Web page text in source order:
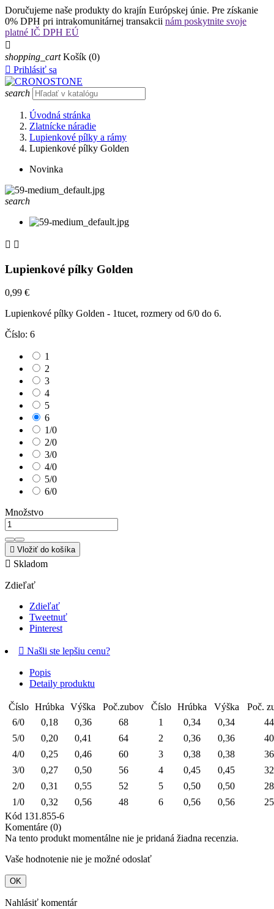
Doručujeme naše produkty do krajín Európskej únie. Pre získanie
0% DPH pri intrakomunitárnej transakcii nám poskytnite svoje
platné IČ DPH EÚ

shopping_cart Košík (0)
 Prihlásiť sa
search
Úvodná stránka
Zlatnícke náradie
Lupienkové pílky a rámy
Lupienkové pílky Golden
Novinka
search
 
Lupienkové pílky Golden
0,99 €
Lupienkové pílky Golden - 1tucet, rozmery od 6/0 do 6.
Číslo: 6
1
2
3
4
5
6
1/0
2/0
3/0
4/0
5/0
6/0
Množstvo
 Vložiť do košíka
 Skladom
Zdieľať
Zdieľať
Tweetnuť
Pinterest
 Našli ste lepšiu cenu?
Popis
Detaily produktu
Číslo Hrúbka Výška Poč.zubov Číslo Hrúbka Výška
Poč.
6/0
0,18 0,36 68 1 0,34 0,34
44
5/0
0,20 0,41 64 2 0,36 0,36
40
4/0
0,25 0,46 60 3 0,38 0,38
36
3/0
0,27 0,50 56 4 0,45 0,45
32
2/0
0,31 0,55 52 5 0,50 0,50
28
1/0
0,32 0,56 48 6 0,56 0,56
25
Kód 131.855-6
Komentáre (0)
Na tento produkt momentálne nie je pridaná žiadna recenzia.
Vaše hodnotenie nie je možné odoslať
OK
Nahlásiť komentár